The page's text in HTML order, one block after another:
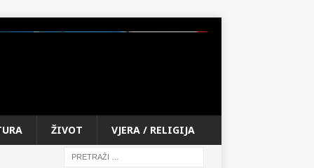
ŽIVOT VJERA / RELIGIJA